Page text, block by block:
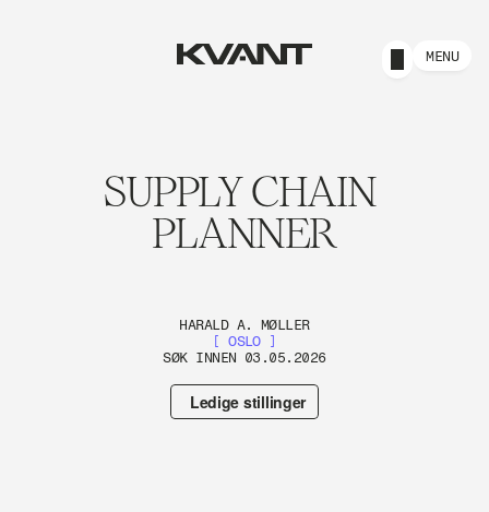
MENU
SUPPLY CHAIN
PLANNER
HARALD A. MØLLER
[ OSLO ]
SØK INNEN 03.05.2026
Ledige stillinger